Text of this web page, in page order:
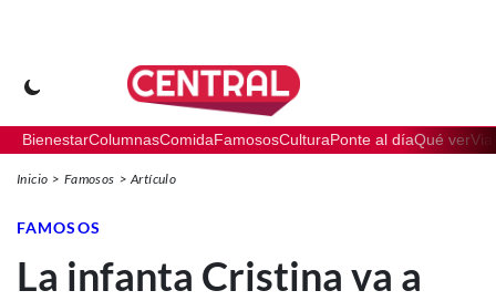
BienestarColumnasComidaFamososCulturaPonte al díaQué ver
Inicio Famosos Artículo
FAMOSOS
La infanta Cristina va a